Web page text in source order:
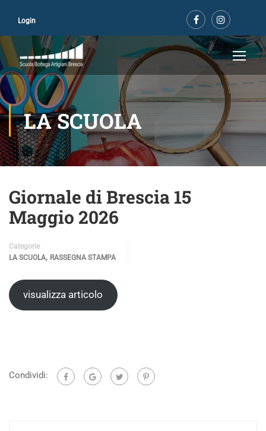
Login
LA SCUOLA
Giornale di Brescia 15
Maggio 2026
Categorie
LA SCUOLA, RASSEGNA STAMPA
visualizza articolo
Condividi: